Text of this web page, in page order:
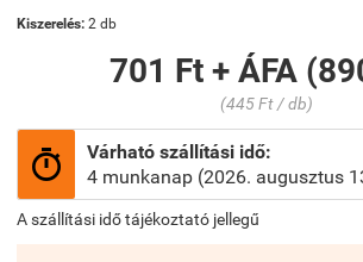
Kiszerelés: 2 db
701 Ft + ÁFA
(445 Ft / db)

Várható szállítási idő:
4 munkanap (2026. augusztus
A szállítási idő tájékoztató jellegű